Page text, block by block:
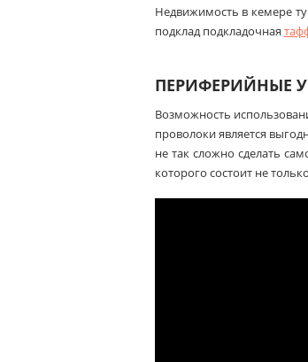
Недвижимость в кемере
подклад подкладочная
ПЕРИФЕРИЙНЫЕ
Возможность
проволоки является
не так сложно сделать
которого состоит не